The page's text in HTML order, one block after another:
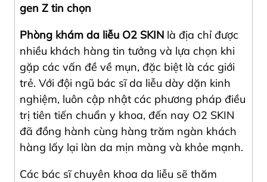
gen Z tin chọn
Phòng khám da liễu O2 SKIN là địa chỉ được
nhiều khách hàng tin tưởng và lựa chọn khi
gặp các vấn đề về mụn, đặc biệt là các giới
trẻ. Với đội ngũ bác sĩ da liễu dày dặn kinh
nghiệm, luôn cập nhật các phương pháp điều
trị tiên tiến chuẩn y khoa, đến nay O2 SKIN
đã đồng hành cùng hàng trăm ngàn khách
hàng lấy lại làn da mịn màng và khỏe mạnh.
Các bác sĩ chuyên khoa da liễu sẽ thăm